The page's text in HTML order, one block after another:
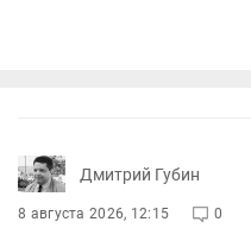
Дмитрий Губин
8 августа 2026, 12:15 0